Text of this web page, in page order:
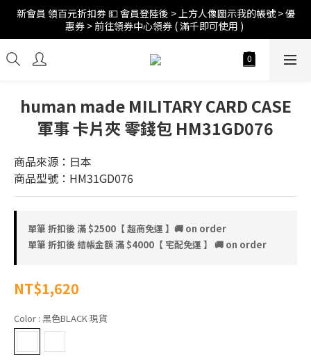
訂單折扣後滿$2500超商免運;$4000宅配免運 🚚
惠券 > 前往領券中心領券 ( 滿千即可使用 )
human made MILITARY CARD CASE
軍事 卡片夾 零錢包 HM31GD076
商品來源：日本
商品型號：HM31GD076
單筆 折扣後 滿 $2500【 超商免運 】🚚 on order
單筆 折扣後 結帳金額 滿 $4000【 宅配免運 】 🚚 on order
NT$1,620
Color : 黑色BLACK 現貨